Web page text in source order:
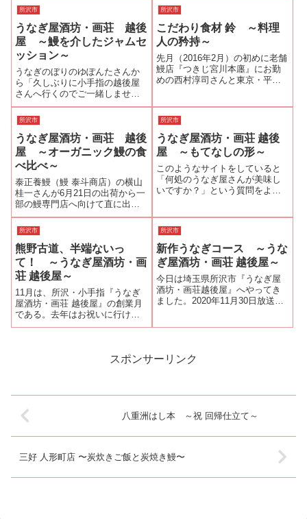
所沢市
うなぎ屋酒坊・画荘 越後
屋 ～鰻を介したジャムセ
ッション～
うなぎのぼりのゆぽんたさんか
ら「久しぶりに小手指の越後屋
さんへ行くのでご一緒しません
か？」とお誘いを受けた。埼玉
県はもちろん全国でも人気のう
なぎ屋さんなので、二つ返事で
お誘いにのった(^^ゞ小手指駅南
口を出て、駅前ロータリー左側
の小手指駅前...
所沢市
こだわり食材 鈴 ～料理
人の矜持～
先月（2016年2月）の初めに老舗
鰻店『つきじ宮川本廛』にお勤
めの西村淳司さんと東京・平井
か？」と誘ってくれた。もちろ
ん二つ返事で頷く。すると「所
沢に尊敬する...
所沢市
うなぎ屋酒坊・画荘 越後
屋 ～オーガニック鰻の食
べ比べ～
泰正養鰻（鰻 泰斗商店）の横山
桂一さんが6月21日の出荷から一
部の鰻専門店へ向けて直に出荷
を始めるという。先日、横山さ
んが上京した際に『はし本』さ
んで横山さんが無投薬で鰻愛を
注いで育てた鰻をいただいて感
動したので定期的に食べられる
のはとても...
所沢市
うなぎ屋酒坊・画荘 越後
屋 ～もてなしの形～
このようなサイトをしていると
「何処のうなぎ屋さんが美味し
いですか？」という質問をよく
をした方が同じように美味しい
と感じるとは限らないからであ
る。質問した方が...
所沢市
熊野古道、半端ないっ
て！ ～うなぎ屋酒坊・画
荘 越後屋～
11月は、所沢・小手指『うなぎ
屋酒坊・画荘 越後屋』の創業月
である。去年はお祝いに行けな
かったので、今年こそは！とい
ぎが入っているというではない
所沢市
新作うなぎコース ～うな
ぎ屋酒坊・画荘 越後屋～
今日は埼玉県所沢市『うなぎ屋
酒坊・画荘越後屋』へやってき
ました。2020年11月30日放送の
魔しました。うなぎ出汁かぶの
スー...
スポンサーリンク
八重洲はし本 ～祝 回帰仕立て～
三好 人形町店 〜炭炊きご飯と炭焼き鰻〜